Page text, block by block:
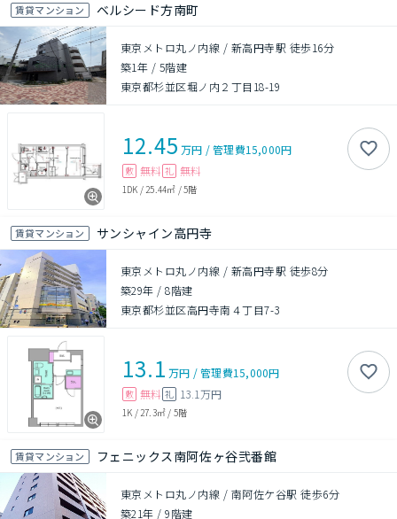
賃貸マンション ベルシード方南町
東京メトロ丸ノ内線 / 新高円寺駅 徒歩16分
築1年 / 5階建
東京都杉並区堀ノ内２丁目18-19
12.45 万円 /管理費15,000円
敷 無料 礼 無料
1DK / 25.44㎡ /5階
賃貸マンション サンシャイン高円寺
東京メトロ丸ノ内線 / 新高円寺駅 徒歩8分
築29年 /8階建
東京都杉並区高円寺南４丁目7-3
13.1 万円 /管理費15,000円
敷 無料 礼 13.1万円
1K / 27.3㎡ / 5階
賃貸マンション フェニックス南阿佐ヶ谷弐番館
東京メトロ丸ノ内線 / 南阿佐ケ谷駅 徒歩6分
築21年 /9階建